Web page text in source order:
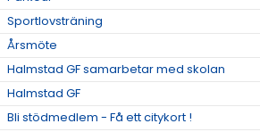
Sportlovsträning
Årsmöte
Halmstad GF samarbetar med skolan
Halmstad GF
Bli stödmedlem - Få ett citykort !